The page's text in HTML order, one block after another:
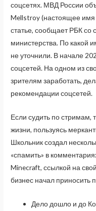
соцсетях. МВД России
Mellstroy (настоящее
статье, сообщает РБК со
министерства. По какой
не уточнили. В начале
соцсетей. На одном из
зрителям заработать,
рекомендации соцсетей.
Если судить по стримам,
жизни, пользуясь
Школьник создал
«спамить» в
Minecraft, ссылкой на
бизнес начал приносить
Дело дошло и до